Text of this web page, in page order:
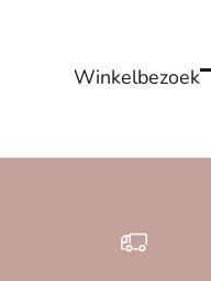
Winkelbezoek